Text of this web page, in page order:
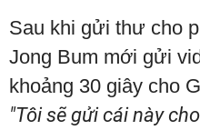
Sau khi gửi thư cho
Jong Bum mới gửi
khoảng 30 giây cho
"Tôi sẽ gửi cái này